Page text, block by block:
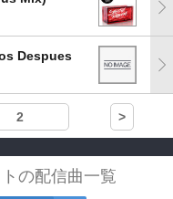
Despues
2 >
の配信曲一覧